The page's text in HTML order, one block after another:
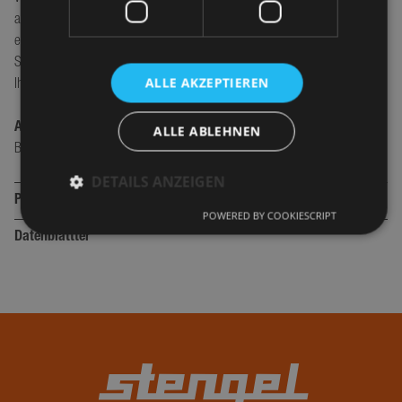
auf Ihren Einrichtungsstil abzustimmen. Ob mit oder ohne Reling – Sie
entscheiden, was am besten zu Ihren Bedürfnissen passt. Der
Servierwagen verbindet Funktionalität mit modernem Design und macht
Ihre Küche noch flexibler.
Abmessungen SW60R:
Breite: 60cm Höhe: 88cm Tiefe: 60cm
Produktsicherheit
Verantwortlich für Produktsicherheit:
73479 Ellwangen/jagst
office@stengel-steelconcept.de
Datenblättter
ALLE AKZEPTIEREN
ALLE ABLEHNEN
DETAILS ANZEIGEN
Performance-Cookies sammeln Informationen
direkt zu identifizieren.
POWERED BY COOKIESCRIPT